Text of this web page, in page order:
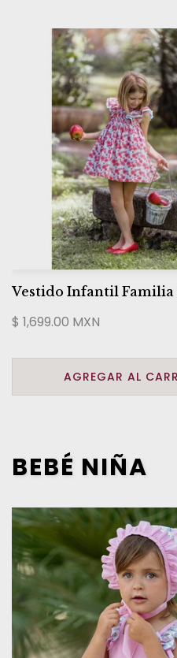
Vestido Infantil Familia
$ 1,699.00 MXN
AGREGAR AL
BEBÉ NIÑA